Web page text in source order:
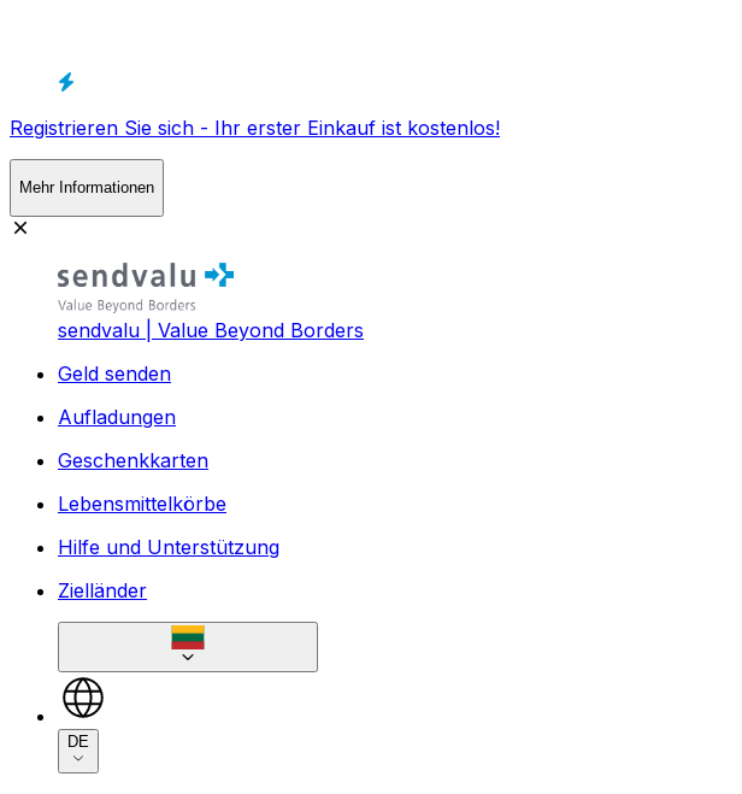
Registrieren Sie sich - Ihr erster Einkauf ist kostenlos!
Mehr Informationen
sendvalu | Value Beyond Borders
Geld senden
Aufladungen
Geschenkkarten
Lebensmittelkörbe
Hilfe und Unterstützung
Zielländer
DE